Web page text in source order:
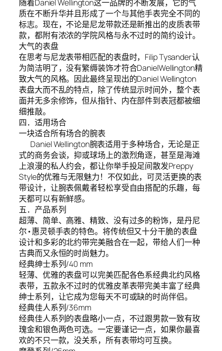
随着Daniel Wellington这一品牌的不断发展，它的气
质在不断升华并且形成了一个与其他手表完全不同的
标志。现在，不论是尼龙带款还是新推出的皮质表带
款，都附有浓浓的学院风格与永不过时的简约设计。
大气的表盘
在思考与尼龙表带相匹配的表盘时，Filip Tysander认
为简洁明了，没有繁缛装饰才符合DanielWellington精
致大气的风格。因此最终呈现出的Daniel Wellington
表盘大而不乱的特点，除了传统显示时间外，整个表
面并无多余修饰，但从指针、内在部件到表冠都被细
细推敲。
四．适用场合
一块适合所有场合的腕表
Daniel Wellington腕表适用于多种场合，无论是正
式的商务会谈，抑或球场上的激烈角逐，甚至是海滩
上浪漫的私人约会，都让你举手投足间散发Preppy
Style的优雅与无限魅力！不仅如此，可灵活更换的表
带设计，让腕表佩戴者轻松享受自由搭配的乐趣，每
天都可以有新鲜感。
五．产品系列
超薄、简单、高雅、精致、没有过多的粉饰，是丹尼
尔•惠灵顿手表的特色。将传统但又十分干脆的表盘
设计和多彩的北约带完美融合在一起，带给人们一种
古典而又永恒的时尚魅力。
经典绅士系列/40 mm
轻薄、优雅的表盘可以完美匹配各色系经典北约风格
表带，五款永不过时的优雅皮革表带完美丰富了经典
绅士系列，让它成为您每天不可或缺的时尚伴侣。
经典佳人系列/36mm
经典佳人系列的表盘略小一点，不过跟男款一致有玫
瑰金和银色两色可选。一定要谨记一点，如果你最喜
欢的不只一款，没关系，所有表带均可互换。